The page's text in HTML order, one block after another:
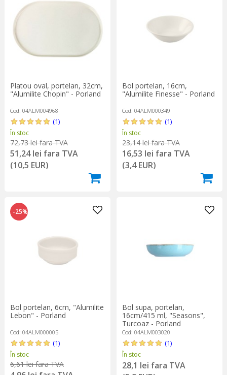
Platou oval, portelan, 32cm,
"Alumilite Chopin" - Porland
Cod: 04ALM004968
(1)
În stoc
72,73 lei fara TVA
51,24 lei fara TVA
(10,5 EUR)
Bol portelan, 16cm,
"Alumilite Finesse" - Porland
Cod: 04ALM000349
(1)
În stoc
23,14 lei fara TVA
16,53 lei fara TVA
(3,4 EUR)
-25%
Bol portelan, 6cm, "Alumilite
Lebon" - Porland
Cod: 04ALM000005
(1)
În stoc
6,61 lei fara TVA
Bol supa, portelan,
16cm/415 ml, "Seasons",
Turcoaz - Porland
Cod: 04ALM003020
(1)
În stoc
28,1 lei fara TVA